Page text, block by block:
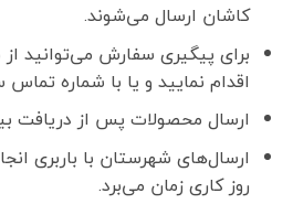
کاشان ارسال می‌شوند.
برای پیگیری سفارش می‌توانید
اقدام نمایید و یا با شماره
ارسال محصولات پس از دریافت
روز کاری زمان می‌برد.